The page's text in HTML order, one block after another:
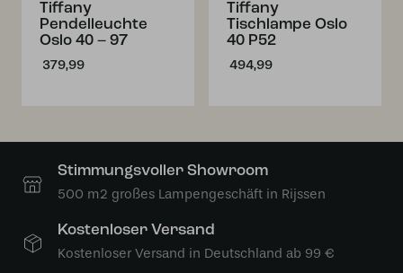
Tiffany
Pendelleuchte
Oslo 40 – 97
379,99
Tiffany
Tischlampe Oslo
40 P52
494,99
Stimmungsvoller Showroom
500 m2 großes Lampengeschäft in Rijssen
Kostenloser Versand
Kostenloser Versand in Deutschland ab 99 €